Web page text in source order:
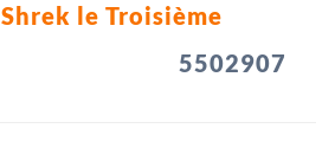
Shrek le Troisième
5502907